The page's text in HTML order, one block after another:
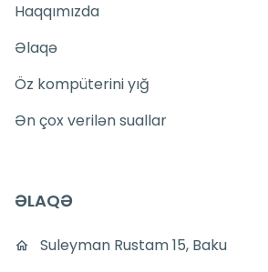
Haqqımızda
Əlaqə
Öz kompüterini yığ
Ən çox verilən suallar
ƏLAQƏ
Suleyman Rustam 15, Baku